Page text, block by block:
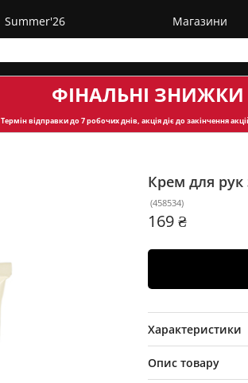
Summer'26 Магазини
ФІНАЛЬНІ ЗНИЖКИ
Термін відправкидо 7 робочих днів, акція діє до закінчення
Крем для
(458534)
169 ₴
Характеристики
Опис товару